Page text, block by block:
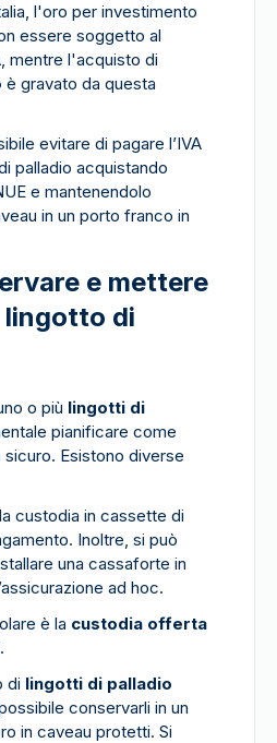
l'oro per investimento
essere soggetto al
mentre l'acquisto di
è gravato da questa
evitare di pagare l’IVA
palladio acquistando
e mantenendolo
in un porto franco in
e mettere
lingotto di
o più lingotti di
pianificare come
Esistono diverse
custodia in cassette di
Inoltre, si può
una cassaforte in
ad hoc.
è la custodia offerta
.
di lingotti di palladio
conservarli in un
in caveau protetti. Si